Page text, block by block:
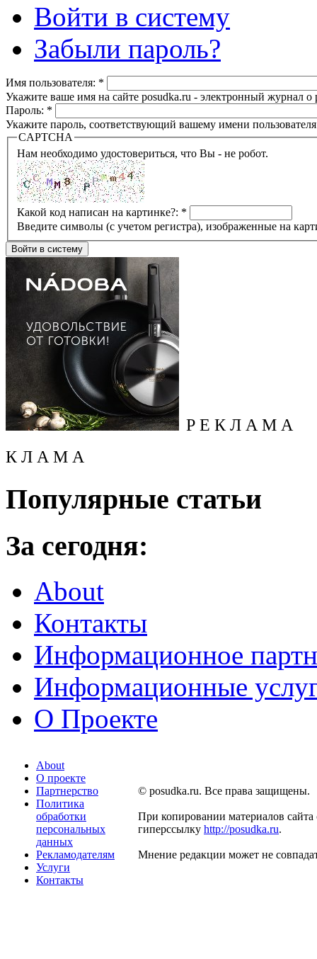
Войти в систему
Забыли пароль?
Имя пользователя: *
Укажите ваше имя на сайте posudka.ru - электронный журнал
Пароль: *
Укажите пароль, соответствующий вашему имени
CAPTCHA
Нам необходимо удостовериться, что Вы - не робот.
Какой код написан на картинке?: *
Введите символы (с учетом регистра), изображенные на
Р Е К Л А М А
К Л А М А
Популярные статьи
За сегодня:
About
Контакты
Информационное
Информационные
О Проекте
About
О проекте
Партнерство
Политика
обработки
персональных
данных
Рекламодателям
Услуги
Контакты
© posudka.ru. Все права защищены.
При копировании материалов сайта
гиперссылку http://posudka.ru.
Мнение редакции может не